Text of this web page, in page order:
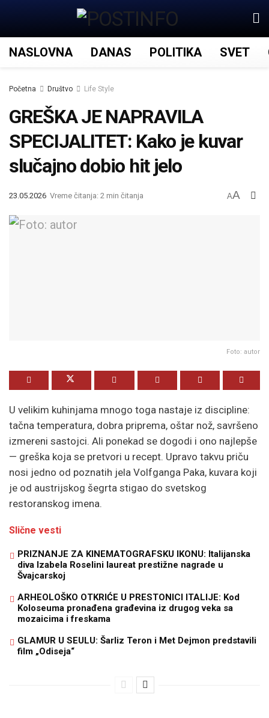
NASLOVNA DANAS POLITIKA SVET
Početna Društvo Life Style
GREŠKA JE NAPRAVILA
SPECIJALITET: Kako je kuvar
slučajno dobio hit jelo
23.05.2026 Vreme čitanja: 2 min čitanja AA
Foto: autor
U velikim kuhinjama mnogo toga nastaje iz discipline:
tačna temperatura, dobra priprema, oštar nož, savršeno
izmereni sastojci. Ali ponekad se dogodi i ono najlepše
— greška koja se pretvori u recept. Upravo takvu priču
nosi jedno od poznatih jela Volfganga Paka, kuvara koji
je od austrijskog šegrta stigao do svetskog
restoranskog imena.
Slične vesti
PRIZNANJE ZA KINEMATOGRAFSKU IKONU: Italijanska
diva Izabela Roselini laureat prestižne nagrade u
Švajcarskoj
ARHEOLOŠKO OTKRIĆE U PRESTONICI ITALIJE: Kod
Koloseuma pronađena građevina iz drugog veka sa
mozaicima i freskama
GLAMUR U SEULU: Šarliz Teron i Met Dejmon predstavili
film „Odiseja“